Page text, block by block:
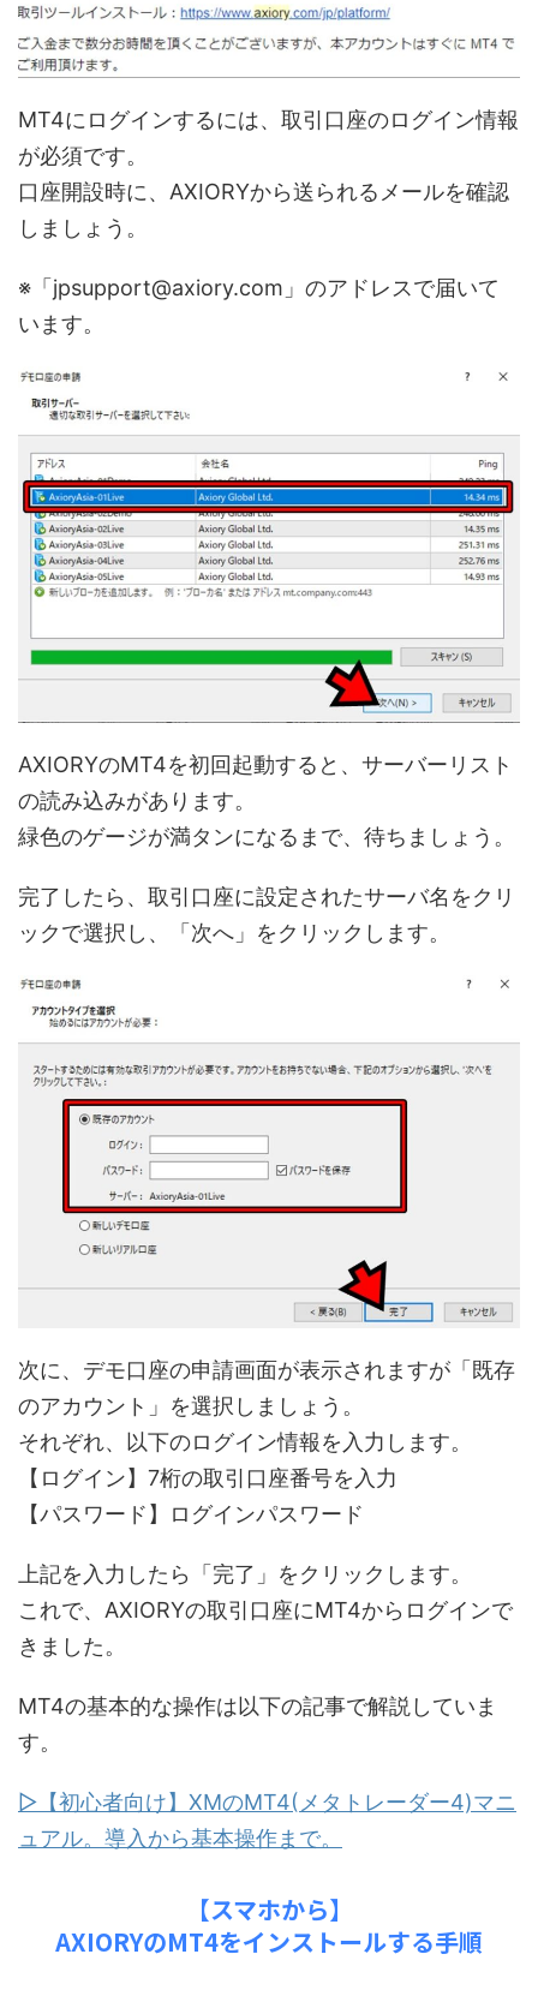
MT4にログインするには、取引口座のログイン情報
が必須です。
口座開設時に、AXIORYから送られるメールを確認
しましょう。
※「jpsupport@axiory.com」のアドレスで届いて
います。
AXIORYのMT4を初回起動すると、サーバーリスト
の読み込みがあります。
緑色のゲージが満タンになるまで、待ちましょう。
完了したら、取引口座に設定されたサーバ名をクリ
ックで選択し、「次へ」をクリックします。
次に、デモ口座の申請画面が表示されますが「既存
のアカウント」を選択しましょう。
それぞれ、以下のログイン情報を入力します。
【ログイン】7桁の取引口座番号を入力
【パスワード】ログインパスワード
上記を入力したら「完了」をクリックします。
これで、AXIORYの取引口座にMT4からログインで
きました。
MT4の基本的な操作は以下の記事で解説していま
す。
▷【初心者向け】XMのMT4(メタトレーダー4)マニ
ュアル。導入から基本操作まで。
【スマホから】
AXIORYのMT4をインストールする手順